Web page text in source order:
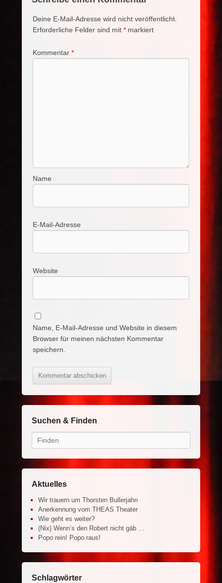
Deine E-Mail-Adresse wird nicht veröffentlicht.
Erforderliche Felder sind mit * markiert
Kommentar *
Name
E-Mail-Adresse
Website
Name, E-Mail-Adresse und Website in diesem
Browser für meinen nächsten Kommentar
speichern.
Suchen & Finden
Search
Aktuelles
Wir trauern um Thorsten Bullerjahn
Anerkennung vom THEAS Theater
Wie geht es weiter?
(Nix) Wenn’s den Robert nicht gäb …
Popo rein! Popo raus!
Schlagwörter